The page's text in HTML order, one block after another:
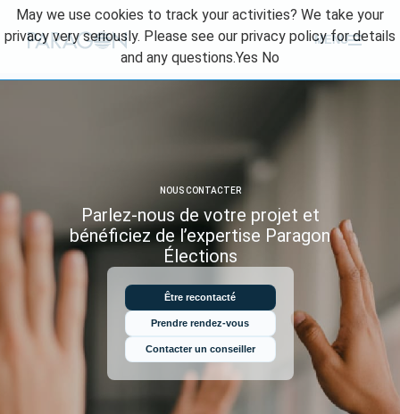
Skip
to
content
MENU
NOUS CONTACTER
Parlez-nous de votre projet et
bénéficiez de l’expertise Paragon
Élections
Être recontacté
Prendre rendez-vous
Contacter un conseiller
May we use cookies to track your activities? We take your
privacy very seriously. Please see our privacy policy for details
and any questions.Yes No